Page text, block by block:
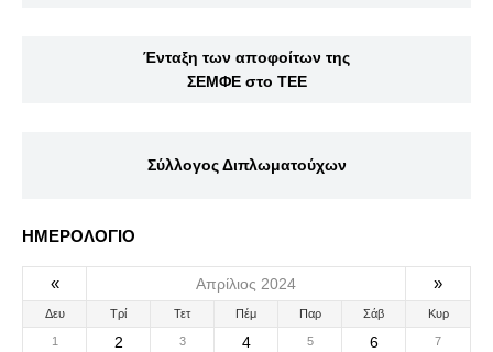
Ένταξη των αποφοίτων της
ΣΕΜΦΕ στο ΤΕΕ
Σύλλογος Διπλωματούχων
ΗΜΕΡΟΛΟΓΙΟ
« Απρίλιος 2024 »
Δευ Τρί Τετ Πέμ Παρ Σάβ Κυρ
1 2 3 4 5 6 7